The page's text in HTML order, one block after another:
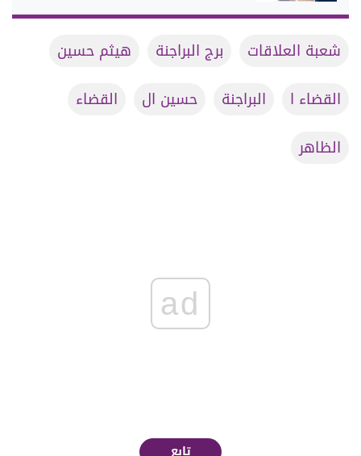
شعبة العلاقات برج البراجنة
هيثم حسين
القضاء ا
البراجنة حسين ال
القضاء
الظاهر
ad
تابع